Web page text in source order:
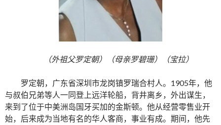
（外祖父罗定朝）（母亲罗碧珊）（宝拉）
罗定朝，广东省深圳市龙岗镇罗瑞合村人。1905年，他
与叔伯兄弟等人一同登上远洋轮船，背井离乡，外出谋生，
来到了位于中美洲岛国牙买加的金斯顿。他从经营零售业开
始，后来成为当地有名的华人客商，事业有成。期间，他先